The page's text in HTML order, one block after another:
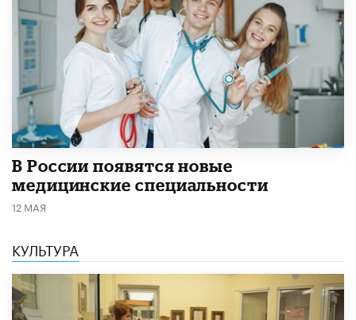
В России появятся новые
медицинские специальности
12 МАЯ
КУЛЬТУРА